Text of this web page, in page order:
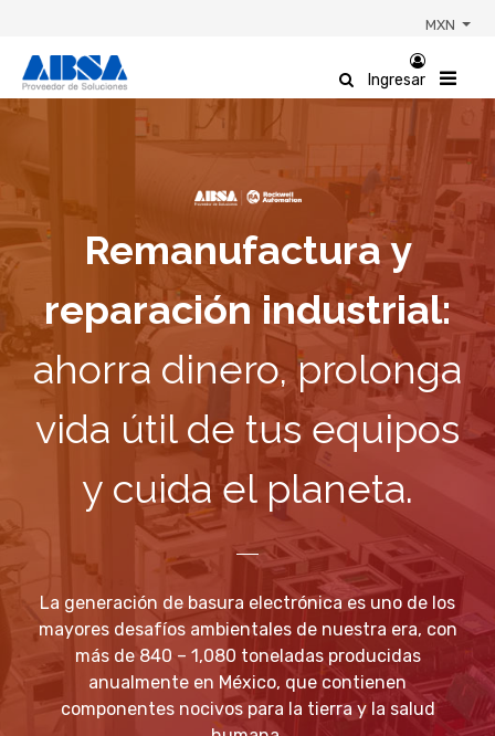
MXN
Ingresar
Remanufactura y
reparación industrial:
ahorra dinero, prolonga
vida útil de tus equipos
y cuida el planeta.
La generación de basura electrónica es uno de los
mayores desafíos ambientales de nuestra era, con
más de 840 – 1,080 toneladas producidas
anualmente en México, que contienen
componentes nocivos para la tierra y la salud